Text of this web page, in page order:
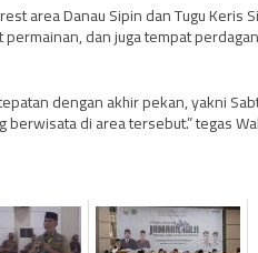
area Danau Sipin dan Tugu Keris
dan juga tempat
dengan akhir pekan, yakni
di area tersebut.” tegas